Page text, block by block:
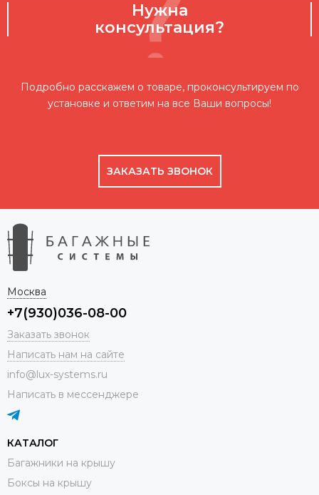
Нужна
консультация?
Подробно расскажем о товаре, проконсультируем по
установке и ответим на все Ваши вопросы!
ЗАКАЗАТЬ ЗВОНОК
Москва
+7(930)036-08-00
Заказать звонок
Написать нам на сайте
info@lux-systems.ru
Написать в мессенджере
КАТАЛОГ
Багажники на крышу
Боксы на крышу